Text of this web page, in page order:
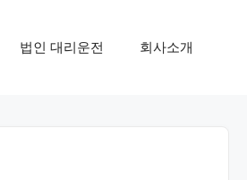
법인 대리운전 회사소개